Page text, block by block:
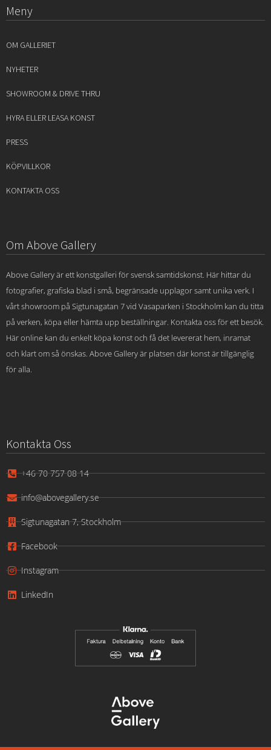
Meny
OM GALLERIET
NYHETER
SHOWROOM & DRIVE THRU
HYRA ELLER LEASA KONST
PRESS
KÖPVILLKOR
KONTAKTA OSS
Om Above Gallery
Above Gallery är ett konstgalleri för svensk samtidskonst. Här hittar du
fotografier, grafiska blad i små, begränsade upplagor samt unika verk. I
vårt showroom på Sigtunagatan 7 vid Vasaparken i Stockholm kan du titta
på verken, köpa eller hämta upp beställningar. Kontakta oss för ett besök.
Här online kan du enkelt köpa konst och få det levererat hem, inramat
och klart om så önskas. Above Gallery är platsen där konst är tillgänglig
för alla.
Kontakta Oss
+46 70 757 08 14
info@abovegallery.se
Sigtunagatan 7, Stockholm
Facebook
Instagram
LinkedIn